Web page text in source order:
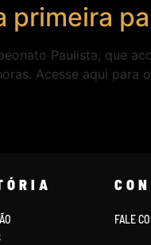
primeira
Paulista, que
Acesse aqui para
FALE